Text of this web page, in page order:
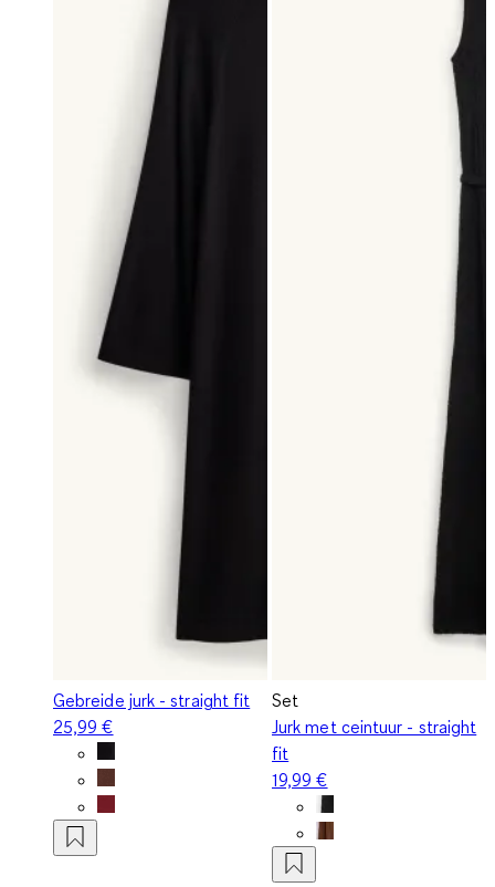
Gebreide jurk - straight fit
25,99 €
Set
Jurk met ceintuur - straight
fit
19,99 €